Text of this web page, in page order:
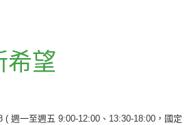
希望
( 週一至週五 9:00-12:00、13:30-18:00，國定